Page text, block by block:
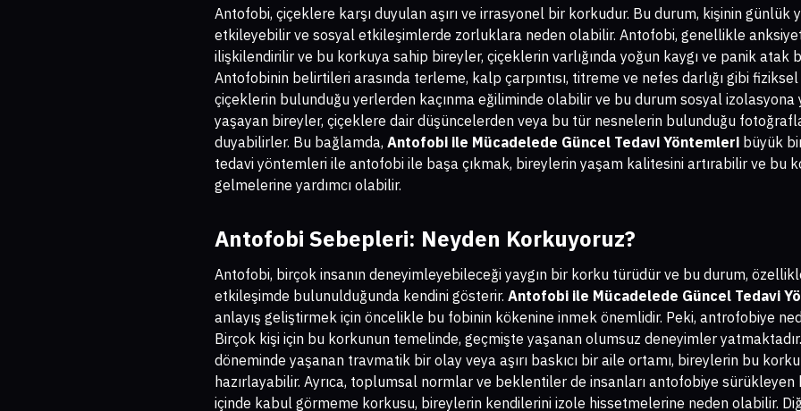
Antofobi, çiçeklere karşı duyulan aşırı ve irrasyonel bir korkudur. Bu durum, kişinin günlük
etkileyebilir ve sosyal etkileşimlerde zorluklara neden olabilir. Antofobi, genellikle
ilişkilendirilir ve bu korkuya sahip bireyler, çiçeklerin varlığında yoğun kaygı ve panik atak
Antofobinin belirtileri arasında terleme, kalp çarpıntısı, titreme ve nefes darlığı gibi
çiçeklerin bulunduğu yerlerden kaçınma eğiliminde olabilir ve bu durum sosyal izolasyona
yaşayan bireyler, çiçeklere dair düşüncelerden veya bu tür nesnelerin bulunduğu
duyabilirler. Bu bağlamda, Antofobi ile Mücadelede Güncel Tedavi Yöntemleri büyük
tedavi yöntemleri ile antofobi ile başa çıkmak, bireylerin yaşam kalitesini artırabilir ve bu
gelmelerine yardımcı olabilir.
Antofobi Sebepleri: Neyden Korkuyoruz?
Antofobi, birçok insanın deneyimleyebileceği yaygın bir korku türüdür ve bu durum,
etkileşimde bulunulduğunda kendini gösterir. Antofobi ile Mücadelede Güncel Tedavi
anlayış geliştirmek için öncelikle bu fobinin kökenine inmek önemlidir. Peki, antrofobiye
Birçok kişi için bu korkunun temelinde, geçmişte yaşanan olumsuz deneyimler
döneminde yaşanan travmatik bir olay veya aşırı baskıcı bir aile ortamı, bireylerin bu
hazırlayabilir. Ayrıca, toplumsal normlar ve beklentiler de insanları antofobiye
içinde kabul görmeme korkusu, bireylerin kendilerini izole hissetmelerine neden olabilir.